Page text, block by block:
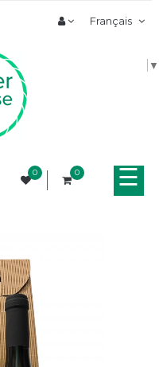
Français
▼
0 0
la
☰